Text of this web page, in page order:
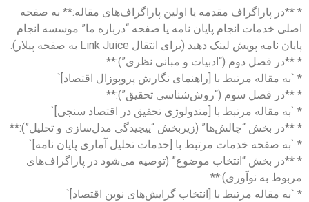
* **در پاراگراف مقدمه یا اولین پاراگراف‌های مقاله:** به صفحه
اصلی خدمات انجام پایان نامه یا صفحه “درباره ما” موسسه انجام
پایان نامه پویش لینک دهید (برای انتقال Link Juice به صفحه پیلار).
* **در فصل دوم (“ادبیات و مبانی نظری”):**
* `به مقاله مرتبط با [راهنمای نگارش پروپوزال اقتصاد]`
* **در فصل سوم (“روش‌شناسی تحقیق”):**
* `به مقاله مرتبط با [متدولوژی تحقیق در اقتصاد سنجی]`
* **در بخش “چالش‌ها” (زیربخش “پیچیدگی مدل‌سازی و تحلیل”):**
* `به صفحه خدمات مرتبط با [خدمات تحلیل آماری پایان نامه]`
* **در بخش “انتخاب موضوع” (توصیه می‌شود در پاراگراف‌های
مربوط به نوآوری):**
* `به مقاله مرتبط با [انتخاب گرایش‌های نوین اقتصاد]`